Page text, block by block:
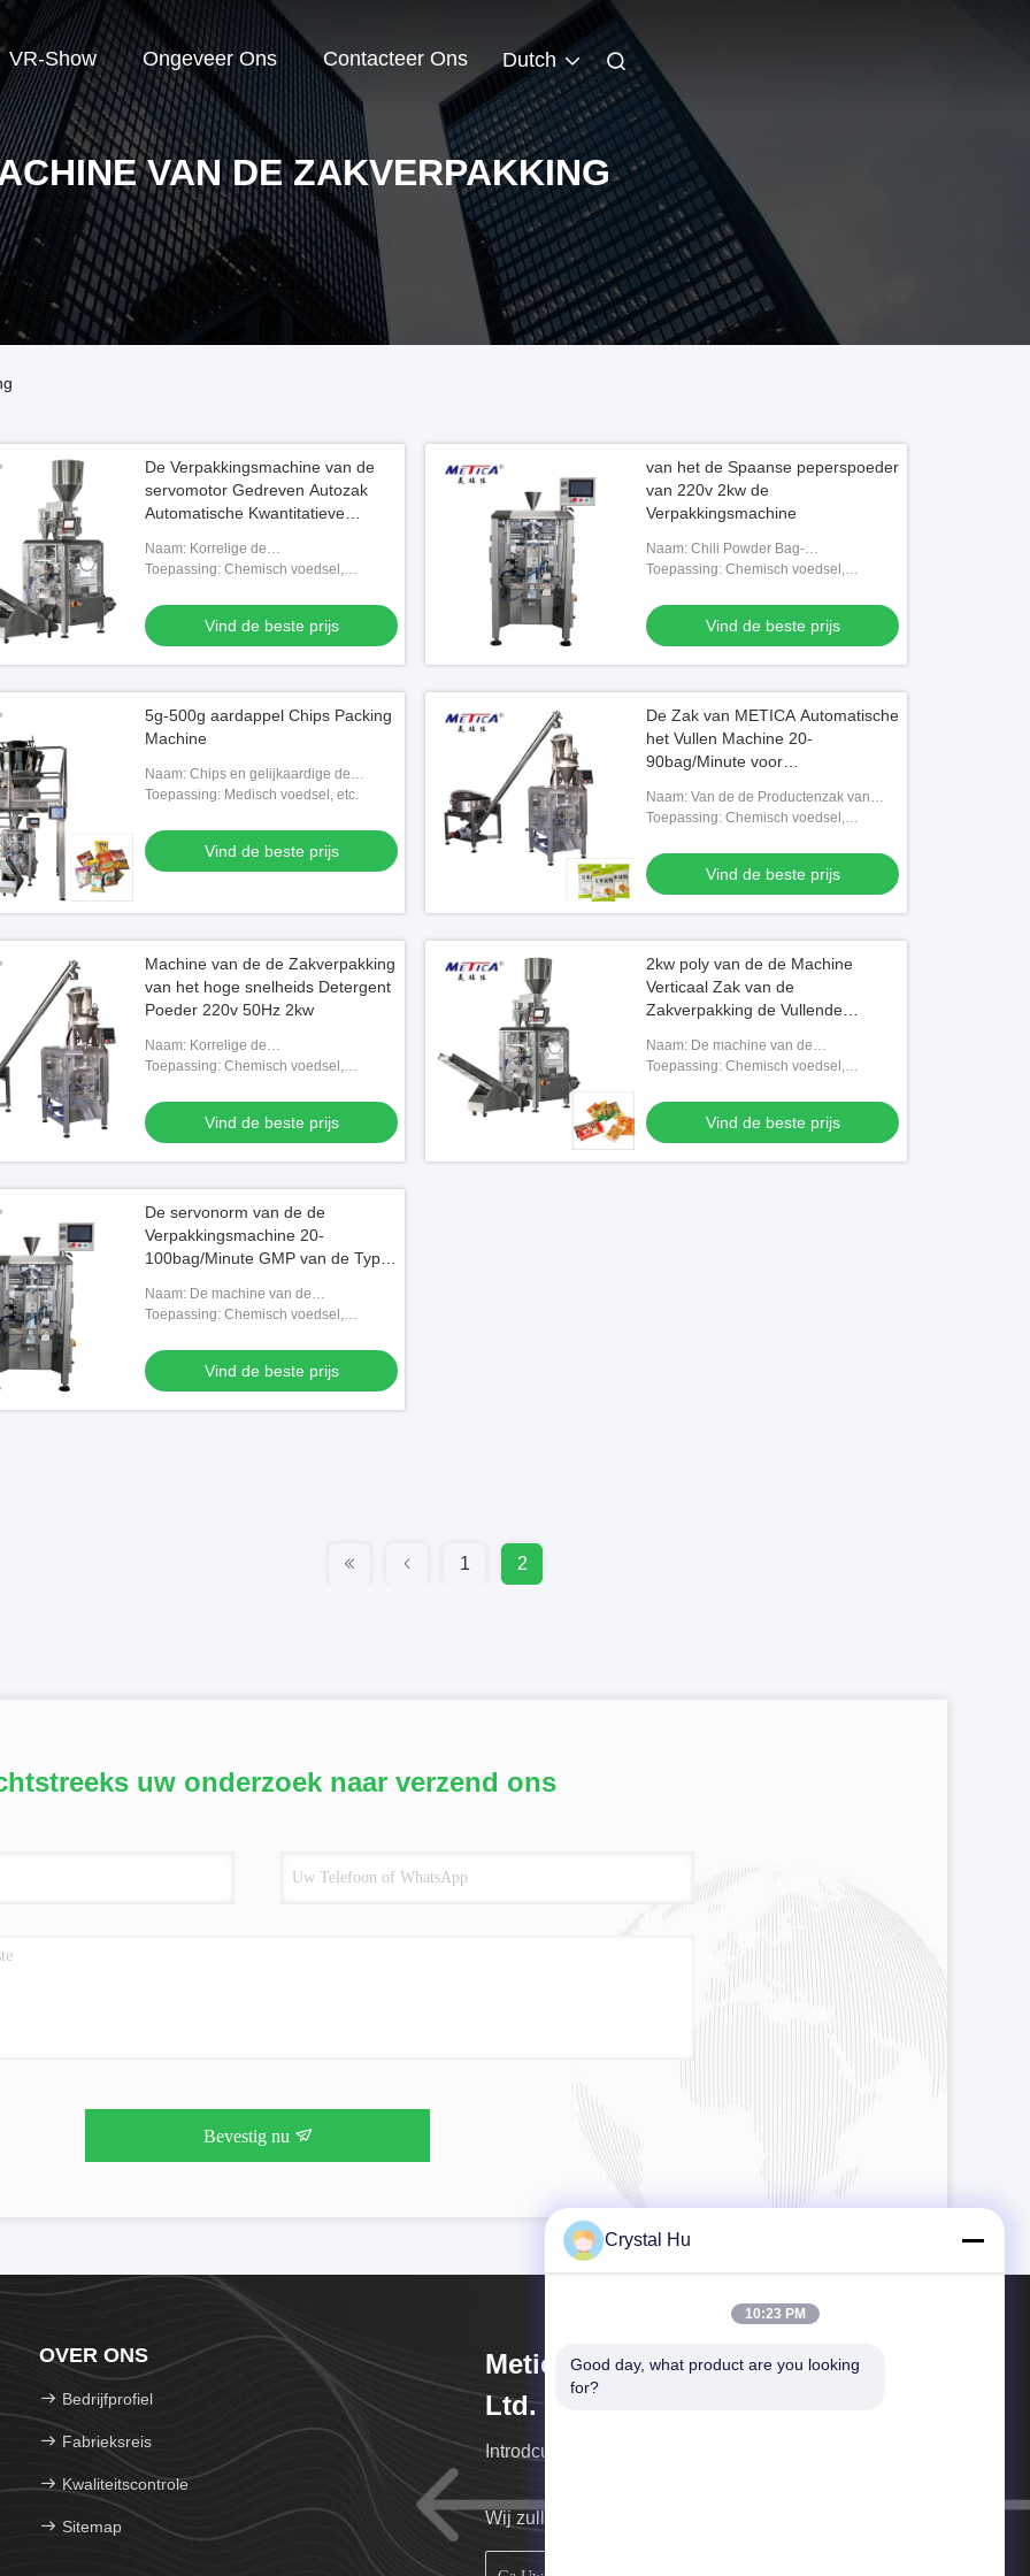
VR-Show Ongeveer Ons Contacteer Ons Dutch
VAN DE ZAKVERPAKKING
De Verpakkingsmachine van de
servomotor Gedreven Autozak
Automatische Kwantitatieve
Naam: Korrelige de
verpakkingsmachine van de
Toepassing: Chemisch voedsel,
Vind de beste prijs
van het de Spaanse peperspoeder
van 220v 2kw de
Verpakkingsmachine
Naam: Chili Powder Bag-
verpakkingsmachine, zak het vullen
Toepassing: Chemisch voedsel,
Vind de beste prijs
5g-500g aardappel Chips Packing
Machine
Naam: Chips en gelijkaardige de
verpakkingsmachine van de
Toepassing: Medisch voedsel, etc.
Vind de beste prijs
De Zak van METICA Automatische
het Vullen Machine 20-
90bag/Minute voor
Naam: Van de de Productenzak van
zetmeelproducten de
machine
Toepassing: Chemisch voedsel,
Vind de beste prijs
Machine van de de Zakverpakking
van het hoge snelheids Detergent
Poeder 220v 50Hz 2kw
Naam: Korrelige de
verpakkingsmachine van de
Toepassing: Chemisch voedsel,
Vind de beste prijs
2kw poly van de de Machine
Verticaal Zak van de
Zakverpakking de Vullende
Ontwerp
Naam: De machine van de
zakverpakking, zak het vullen machine
Toepassing: Chemisch voedsel,
Hardware
Vind de beste prijs
De servonorm van de de
Verpakkingsmachine 20-
100bag/Minute GMP van de Type
Naam: De machine van de
zakverpakking, zak het vullen machine
Toepassing: Chemisch voedsel,
Hardware
Vind de beste prijs
1 2
uw onderzoek naar verzend ons
Bevestig nu
OVER ONS
Bedrijfprofiel
Fabrieksreis
Kwaliteitscontrole
Sitemap
Metica Machinery (Shanghai) Co.,
Ltd.
Introdcution van Meticamachines
Wij zullen aan u zo spoedig mogelijk terugkeren.
Crystal Hu
10:23 PM
Good day, what product are you looking
for?